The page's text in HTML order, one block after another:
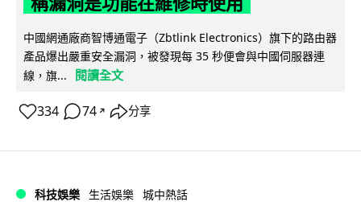
中國網通廠商智博通電子（Zbtlink Electronics）旗下的路由器
產品爆出嚴重安全漏洞，被發現每 35 秒便會與中國伺服器連
線，旗...
閱讀全文
334 74 ↗ 分享
科技娛樂 生活娛樂 城中熱話